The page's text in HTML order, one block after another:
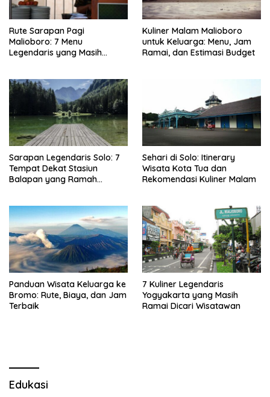
Rute Sarapan Pagi
Malioboro: 7 Menu
Legendaris yang Masih
Kuliner Malam Malioboro
untuk Keluarga: Menu, Jam
Ramai, dan Estimasi Budget
Sarapan Legendaris Solo: 7
Tempat Dekat Stasiun
Balapan yang Ramah
Sehari di Solo: Itinerary
Wisata Kota Tua dan
Rekomendasi Kuliner Malam
Panduan Wisata Keluarga ke
Bromo: Rute, Biaya, dan Jam
Terbaik
7 Kuliner Legendaris
Yogyakarta yang Masih
Ramai Dicari Wisatawan
Edukasi